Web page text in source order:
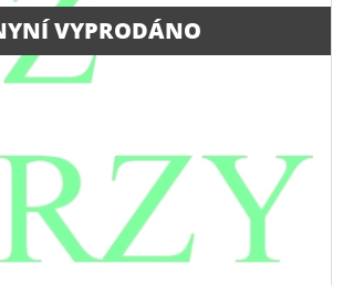
VYPRODÁNO